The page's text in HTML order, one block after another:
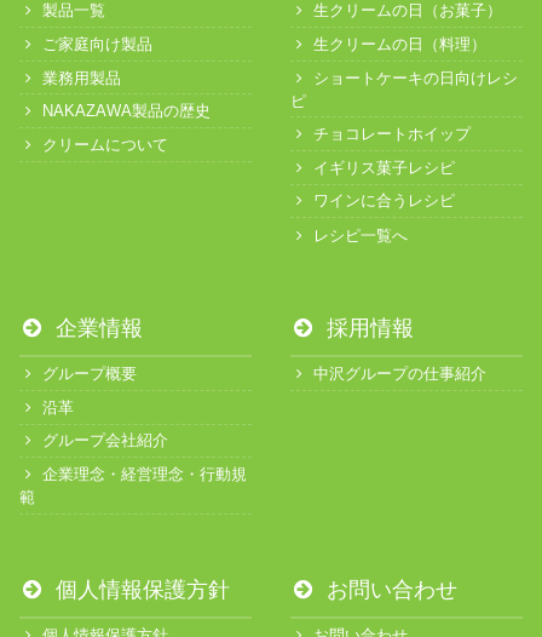
製品一覧
ご家庭向け製品
業務用製品
NAKAZAWA製品の歴史
クリームについて
生クリームの日（お菓子）
生クリームの日（料理）
ショートケーキの日向けレシ
ピ
チョコレートホイップ
イギリス菓子レシピ
ワインに合うレシピ
レシピ一覧へ
企業情報
グループ概要
沿革
グループ会社紹介
企業理念・経営理念・行動規
範
採用情報
中沢グループの仕事紹介
個人情報保護方針 お問い合わせ